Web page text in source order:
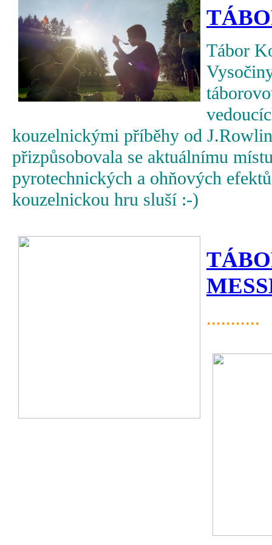
Tábor
kouzelnickými příběhy od
přizpůsobovala se aktuálnímu
pyrotechnických a ohňových
kouzelnickou hru sluší :-)
...........